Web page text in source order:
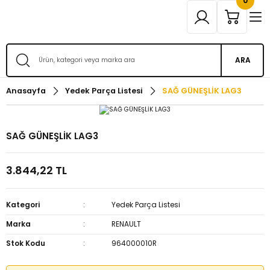
ARA
Anasayfa Yedek Parça Listesi SAĞ GÜNEŞLİK LAG3
SAĞ GÜNEŞLİK LAG3
3.844,22 TL
Kategori
Yedek Parça Listesi
Marka
RENAULT
Stok Kodu
964000010R